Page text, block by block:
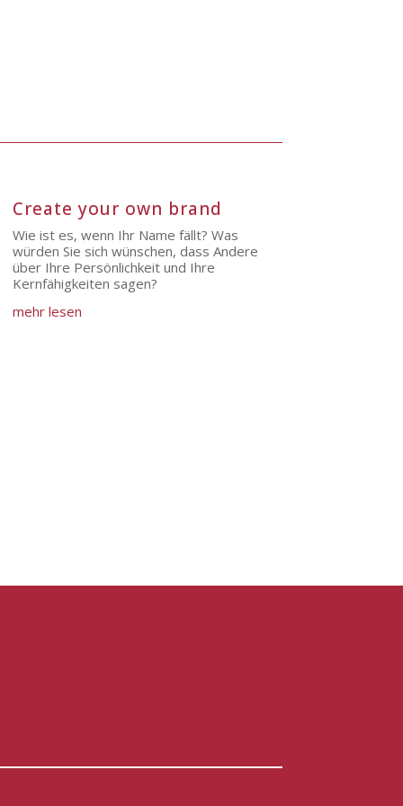
Create your own brand
Wie ist es, wenn Ihr Name fällt? Was
würden Sie sich wünschen, dass Andere
über Ihre Persönlichkeit und Ihre
Kernfähigkeiten sagen?
mehr lesen